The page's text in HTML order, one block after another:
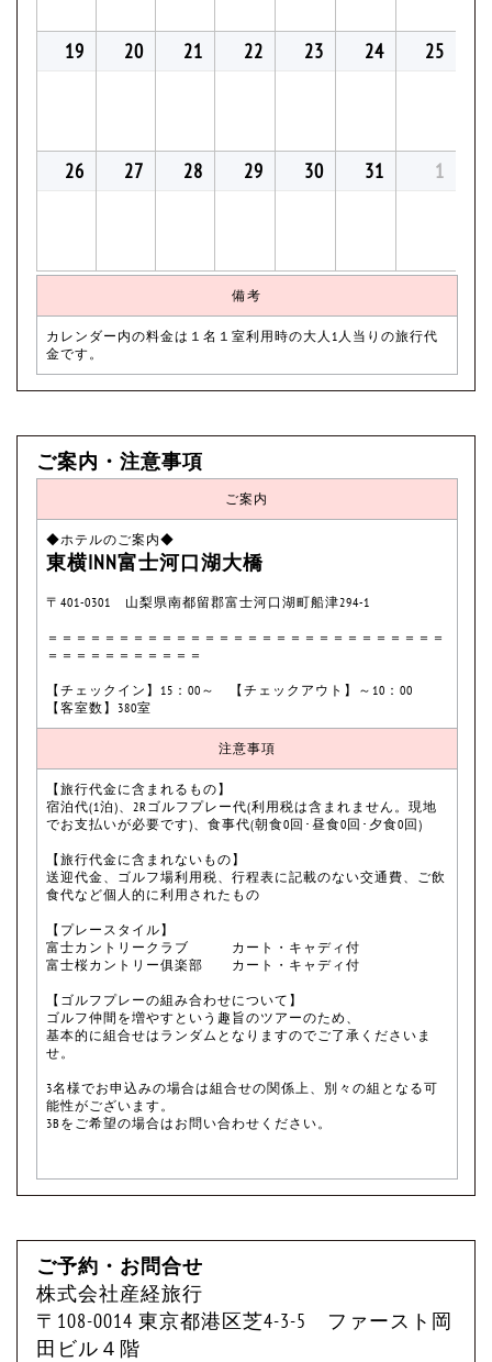
19 20 21 22 23 24 25
26 27 28 29 30 31 1
備考
カレンダー内の料金は１名１室利用時の大人1人当りの旅行代
金です。
ご案内・注意事項
ご案内
◆ホテルのご案内◆
東横INN富士河口湖大橋
〒401-0301 山梨県南都留郡富士河口湖町船津294-1
＝＝＝＝＝＝＝＝＝＝＝＝＝＝＝＝＝＝＝＝＝＝＝＝＝＝＝＝
＝＝＝＝＝＝＝＝＝＝＝
【チェックイン】15：00～ 【チェックアウト】～10：00
【客室数】380室
注意事項
【旅行代金に含まれるもの】
宿泊代(1泊)、2Rゴルフプレー代(利用税は含まれません。現地
でお支払いが必要です)、食事代(朝食0回･昼食0回･夕食0回)
【旅行代金に含まれないもの】
送迎代金、ゴルフ場利用税、行程表に記載のない交通費、ご飲
食代など個人的に利用されたもの
【プレースタイル】
富士カントリークラブ カート・キャディ付
富士桜カントリー俱楽部 カート・キャディ付
【ゴルフプレーの組み合わせについて】
ゴルフ仲間を増やすという趣旨のツアーのため、
基本的に組合せはランダムとなりますのでご了承くださいま
せ。
3名様でお申込みの場合は組合せの関係上、別々の組となる可
能性がございます。
3Bをご希望の場合はお問い合わせください。
ご予約・お問合せ
株式会社産経旅行
〒108-0014 東京都港区芝4-3-5 ファースト岡
田ビル４階